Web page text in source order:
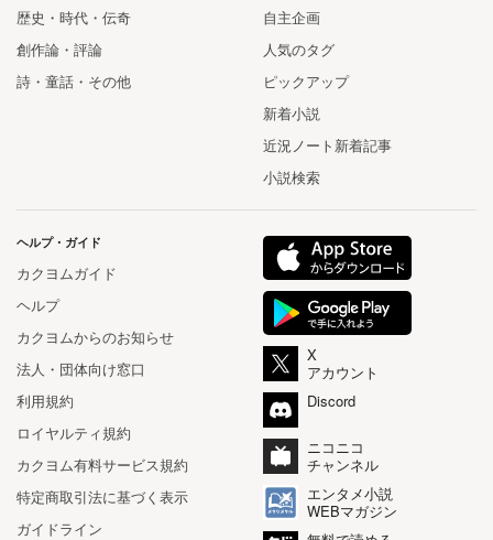
歴史・時代・伝奇
創作論・評論
詩・童話・その他
自主企画
人気のタグ
ピックアップ
新着小説
近況ノート新着記事
小説検索
ヘルプ・ガイド
カクヨムガイド
ヘルプ
カクヨムからのお知らせ
法人・団体向け窓口
利用規約
ロイヤルティ規約
カクヨム有料サービス規約
特定商取引法に基づく表示
ガイドライン
X
アカウント
Discord
ニコニコ
チャンネル
エンタメ小説
WEBマガジン